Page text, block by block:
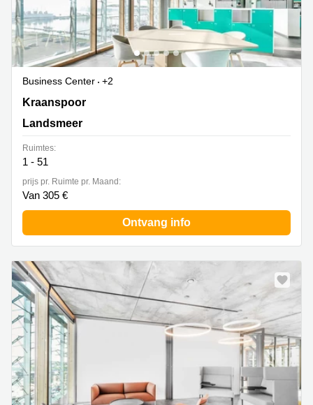
Business Center
+2
Kraanspoor 50, Landsmeer
Kraanspoor
Landsmeer
Ruimtes:
1 - 51
prijs pr. Ruimte pr. Maand:
Van 305 €
Ontvang info